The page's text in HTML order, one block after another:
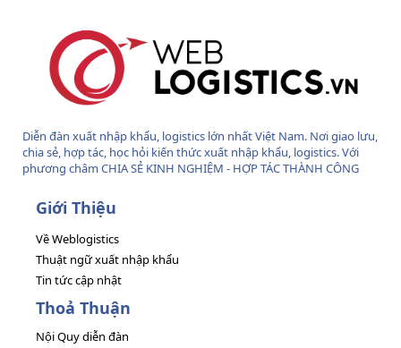
Diễn đàn xuất nhập khẩu, logistics lớn nhất Việt Nam. Nơi giao lưu,
chia sẻ, hợp tác, học hỏi kiến thức xuất nhập khẩu, logistics. Với
phương châm CHIA SẺ KINH NGHIỆM - HỢP TÁC THÀNH CÔNG
Giới Thiệu
Về Weblogistics
Thuật ngữ xuất nhập khẩu
Tin tức cập nhật
Thoả Thuận
Nội Quy diễn đàn